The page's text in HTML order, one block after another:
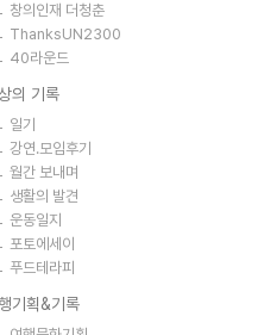
창의인재 더청춘
ThanksUN2300
40라운드
의 기록
일기
강연.모임후기
월간 보내며
생활의 발견
운동일지
포토에세이
푸드테라피
기획&기록